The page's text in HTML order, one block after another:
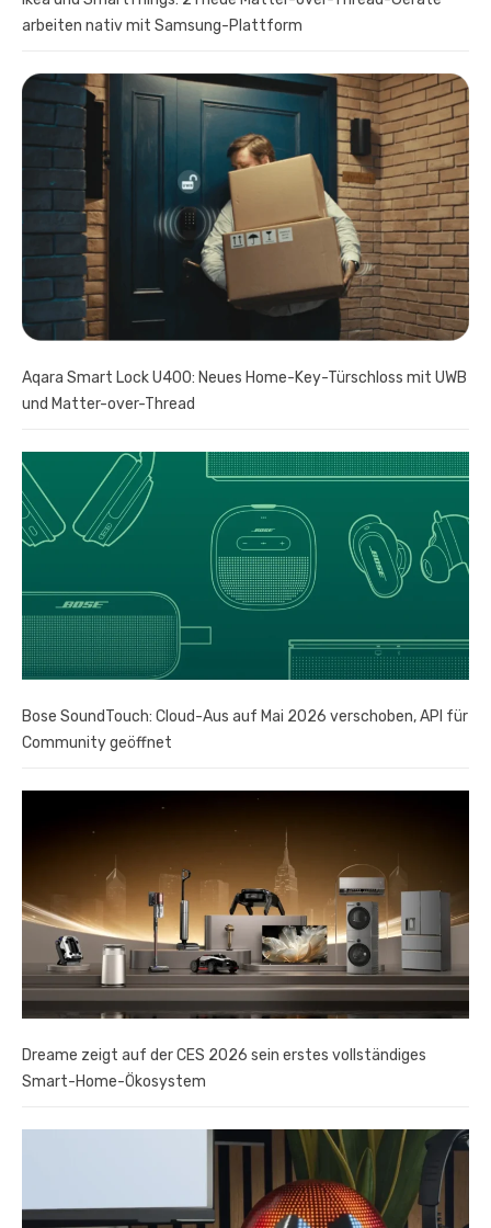
arbeiten nativ mit Samsung-Plattform
Aqara Smart Lock U400: Neues Home-Key-Türschloss mit UWB
und Matter-over-Thread
Bose SoundTouch: Cloud-Aus auf Mai 2026 verschoben, API für
Community geöffnet
Dreame zeigt auf der CES 2026 sein erstes vollständiges
Smart-Home-Ökosystem